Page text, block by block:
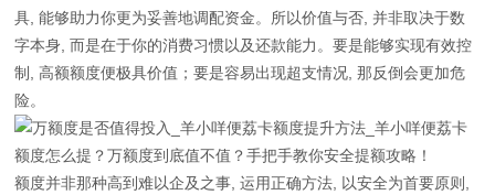
具, 能够助力你更为妥善地调配资金。所以价值与否, 并非取决于数
字本身, 而是在于你的消费习惯以及还款能力。要是能够实现有效控
制, 高额额度便极具价值；要是容易出现超支情况, 那反倒会更加危
险。
额度并非那种高到难以企及之事, 运用正确方法, 以安全为首要原则,